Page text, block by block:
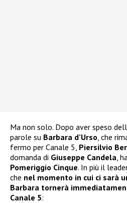
Ma non solo. Dopo aver speso
parole su Barbara d’Urso , che
fermo per Canale 5, Piersilvio
domanda di Giuseppe Candela ,
Pomeriggio Cinque. In più il
che nel momento in cui ci sarà
Barbara tornerà
Canale 5: